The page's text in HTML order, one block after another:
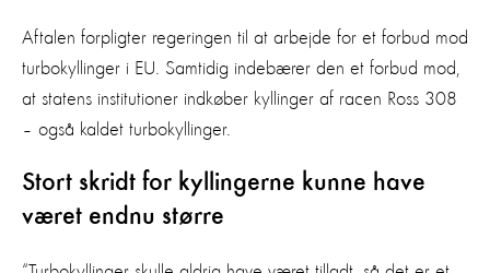
Aftalen forpligter regeringen til at arbejde for et forbud mod
turbokyllinger i EU. Samtidig indebærer den et forbud mod,
at statens institutioner indkøber kyllinger af racen Ross 308
– også kaldet turbokyllinger.
Stort skridt for kyllingerne kunne have
været endnu større